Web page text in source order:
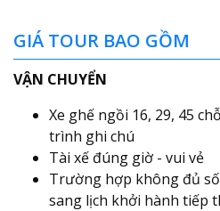
GIÁ TOUR BAO GỒM
VẬN CHUYỂN
Xe ghế ngồi 16, 29, 45
trình ghi chú
Tài xế đúng giờ - vui vẻ
Trường hợp không đủ
sang lịch khởi hành tiếp